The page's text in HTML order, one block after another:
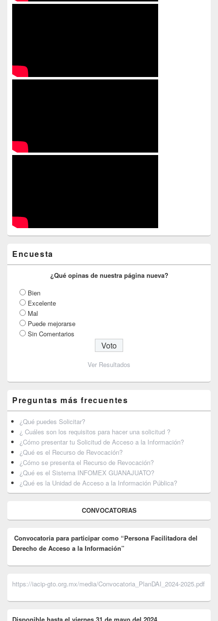
Encuesta
¿Qué opinas de nuestra página nueva?
Bien
Excelente
Mal
Puede mejorarse
Sin Comentarios
Ver Resultados
Preguntas más frecuentes
¿Qué puedes Solicitar?
¿ Cuáles son los requisitos para hacer una solicitud ?
¿Cómo presentar tu Solicitud de Acceso a la Información?
¿Qué es el Recurso de Revocación?
¿Cómo se presenta el Recurso de Revocación?
¿Qué es el Sistema INFOMEX GUANAJUATO?
¿Qué es la Unidad de Acceso a la Información Pública?
CONVOCATORIAS
Convocatoria para participar como “Persona Facilitadora del
Derecho de Acceso a la Información”
https://iacip-gto.org.mx/media/Convocatoria_PlanDAI_2024-2025.pdf